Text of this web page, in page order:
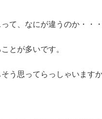
って、なにが違うのか・・
とが多いです。
う思ってらっしゃいます